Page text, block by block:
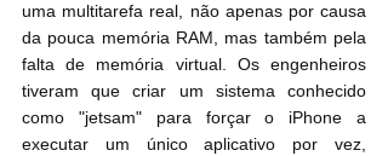
uma multitarefa real, não apenas por causa
da pouca memória RAM, mas também pela
falta de memória virtual. Os engenheiros
tiveram que criar um sistema conhecido
como "jetsam" para forçar o iPhone a
executar um único aplicativo por vez,